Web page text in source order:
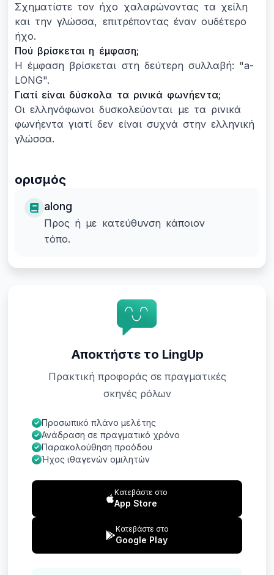
Σχηματίστε τον ήχο χαλαρώνοντας τα χείλη
και την γλώσσα, επιτρέποντας έναν ουδέτερο
ήχο.
Πού βρίσκεται η έμφαση;
Η έμφαση βρίσκεται στη δεύτερη συλλαβή: "a-
LONG".
Γιατί είναι δύσκολα τα ρινικά φωνήεντα;
Οι ελληνόφωνοι δυσκολεύονται με τα ρινικά
φωνήεντα γιατί δεν είναι συχνά στην ελληνική
γλώσσα.
ορισμός
along
Προς ή με κατεύθυνση κάποιον
τόπο.
Αποκτήστε το LingUp
Πρακτική προφοράς σε πραγματικές
σκηνές ρόλων
Προσωπικό πλάνο μελέτης
Ανάδραση σε πραγματικό χρόνο
Παρακολούθηση προόδου
Ήχος ιθαγενών ομιλητών
Κατεβάστε στο
App Store
Κατεβάστε στο
Google Play